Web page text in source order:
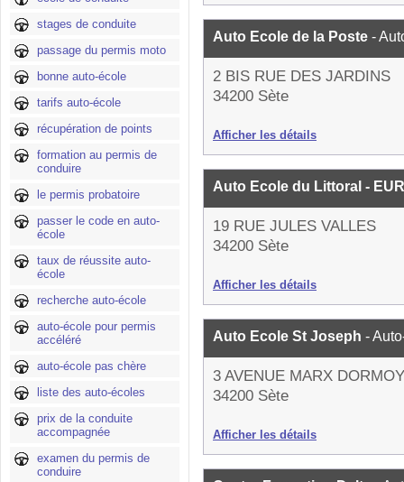
stages de conduite
passage du permis moto
bonne auto-école
tarifs auto-école
récupération de points
formation au permis de
conduire
le permis probatoire
passer le code en auto-
école
taux de réussite auto-
école
recherche auto-école
auto-école pour permis
accéléré
auto-école pas chère
liste des auto-écoles
prix de la conduite
accompagnée
examen du permis de
conduire
Auto Ecole de la Poste -
2 BIS RUE DES JARDINS
34200 Sète
Afficher les détails
Auto Ecole du Littoral -
19 RUE JULES VALLES
34200 Sète
Afficher les détails
Auto Ecole St Joseph -
3 AVENUE MARX DORMOY
34200 Sète
Afficher les détails